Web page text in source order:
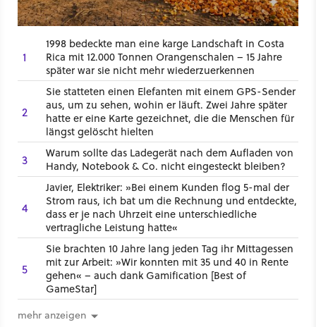
1
1998 bedeckte man eine karge Landschaft in Costa
Rica mit 12.000 Tonnen Orangenschalen – 15 Jahre
später war sie nicht mehr wiederzuerkennen
2
Sie statteten einen Elefanten mit einem GPS-Sender
aus, um zu sehen, wohin er läuft. Zwei Jahre später
hatte er eine Karte gezeichnet, die die Menschen für
längst gelöscht hielten
3
Warum sollte das Ladegerät nach dem Aufladen von
Handy, Notebook & Co. nicht eingesteckt bleiben?
4
Javier, Elektriker: »Bei einem Kunden flog 5-mal der
Strom raus, ich bat um die Rechnung und entdeckte,
dass er je nach Uhrzeit eine unterschiedliche
vertragliche Leistung hatte«
5
Sie brachten 10 Jahre lang jeden Tag ihr Mittagessen
mit zur Arbeit: »Wir konnten mit 35 und 40 in Rente
gehen« – auch dank Gamification [Best of
GameStar]
mehr anzeigen